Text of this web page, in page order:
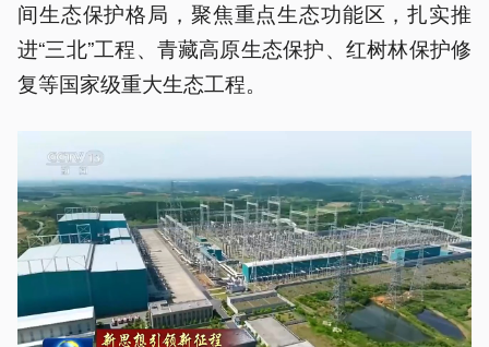
间生态保护格局，聚焦重点生态功能区，扎实推
进“三北”工程、青藏高原生态保护、红树林保护修
复等国家级重大生态工程。